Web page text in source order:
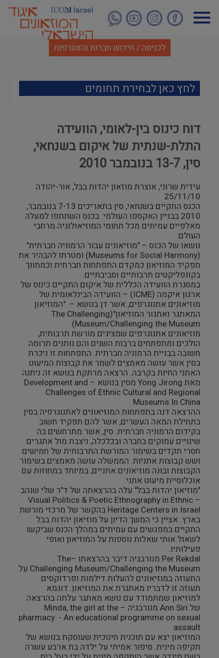
לתוכן
העיקרי
לכניסה / חידוש חברות והצטרפות
לחץ כאן לבחירת תחומים
אמנות
אתנוגרפיה
מוזאולוגיה כללי
היסטוריה ומורשת
צילום ווידאו ארט
מדע וטבע
ביטחון ובטיחות
שימור
חינוך והדרכה
עיצוב וארכיטקטורה
התיישבות
זכוכית וקרמיקה
רישום וקטלוג
מבנים היסטוריים
עיצוב
דוח כינוס בין-לאומי, הוועידה
התלת-שנתית של איקום בשנחאי,
סין, 13-7 בנובמבר 2010
עידית שרוני, אוצרת מוזאון יהדות בבל, אור-יהודה
25/11/10
הכנס התקיים בשנחאי, סין בתאריכים 7-13 בנובמבר,
2010 בבניין האקספו העולמי. בכנס השתתפו למעלה
מאלפיים עמיתים מכל תחומי המוזיאולוגיה מרחבי
העולם.
נושאו של הכנס – "מוזיאונים עבור הרמוניה חברתית"
(Museums for Social Harmony) ומטרתו להבהיר את
תפקיד המוזיאון כמקדם התפתחות חברתית וכמתווך
בקונפליקטים תרבותיים וסביבתיים.
במסגרת הוועידה הכללית של איקום התקיים כינוס של
ארגון איקמה (ICME) – הוועידה הבינלאומית של
מוזיאונים אתנוגרפים, אשר דן בנושא – "המוזיאון
המאתגר ואתגור המוזיאון"(The Challenging
Museum/Challenging the Museum).
מוזיאונים אתנוגרפים שמציגים מורשת תרבותית,
הולכים ומתפתחים ברבות השנים והם נותנים תרומה
חשובה בבניית הרמוניה חברתית. התפתחות זו ניכרת
בסין אשר עושה מאמצים לשמר את קבוצות המיעוט
האתני החיות בקרבה. הרצאה מרתקת בנושא זה ניתנה
מאת Yong Jirong מסין בנושא – Development and
Challenges of Ethnic Cultural and Regional
Museums In China
ההרצאה דנה בתפתחות המוזיאונים לאתנוגרפיה בסין
בתחילת המאה העשרים, אשר להם תפקיד חשוב
בקידום הרמוניה חברתית. סין, אשר מתרחשים בה
שינויים עמוקים בחברה ובכלכלה, ניצבת מול אתגרים
חסרי תקדים בשימור המורשת התרבותית של חמישים
ושש קבוצות אתניות. הממשלה עושה מאמצים בשימור
הקבוצות ובונה מוזיאונים אתניים, במיוחד במחוזות עם
אוכלוסיית מיעוט אתני.
"מוזיאון יהדות בבל" עלה בהרצאתה של ד"ר שלי שנהב
– Visual Politics & Poetic Ethnography in Ethnic
Heritage Centers in Israel בהקשר של מרכזי מורשת
בארץ. אציין כי המשך הדיון על מוזיאון יהדות בבל
התקיים במפגשים עם עמיתים במהלך הכנס שביקשו
לשאול אותי שאלות נוספות על המוזיאון ואופי
פעילותיו.
Per Rekdal מנורבגיה דיבר בהרצאתו –The
Challenging Museum/Challenging the Museum על
התעוזה במוזיאונים להעלות דילמות ופרדוקסים.
תעוזה זו לדבריו מאתגרת את המוזיאון. דוגמא
למוזיאון שמתמודד עם נושא מאתגר עלתה בהרצאה
של Ann Siri מנורבגיה – Minda, the girl at the
pharmacy - An educational programme on sexual
assault
המוזיאון יצא עם תוכנית חינוכית שעוסקת בנושא של
תקיפה מינית. סיפור אמיתי על ילדה בת ארבע עשרה